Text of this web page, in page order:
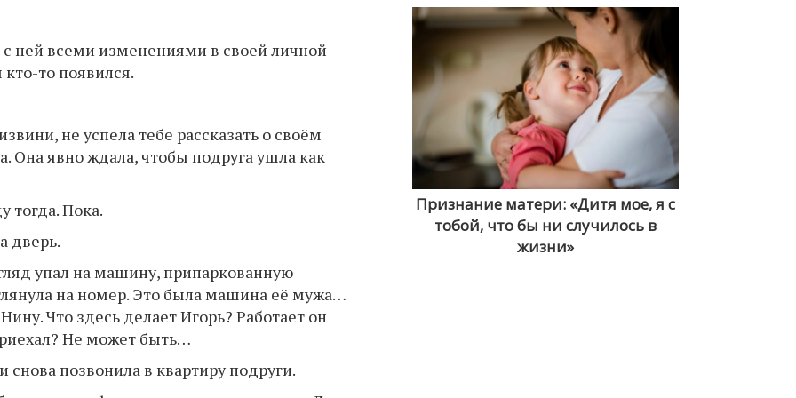
ней всеми изменениями в своей личной
то появился.
не успела тебе рассказать о своём
Она явно ждала, чтобы подруга ушла как
тогда. Пока.
дверь.
упал на машину, припаркованную
на номер. Это была машина её мужа…
Что здесь делает Игорь? Работает он
Не может быть…
снова позвонила в квартиру подруги.
Признание матери: «Дитя мое, я с
тобой, что бы ни случилось в
жизни»